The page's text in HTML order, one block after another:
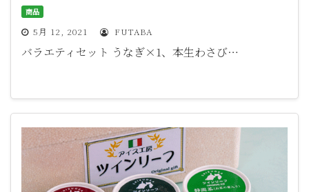
商品
5月 12, 2021 FUTABA
バラエティセット うなぎ×1、本生わさび…